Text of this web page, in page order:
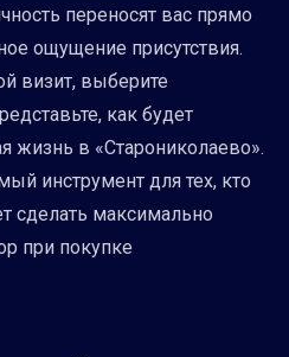
переносят вас прямо
ощущение присутствия.
визит, выберите
как будет
жизнь в «Старониколаево».
инструмент для тех, кто
сделать максимально
при покупке